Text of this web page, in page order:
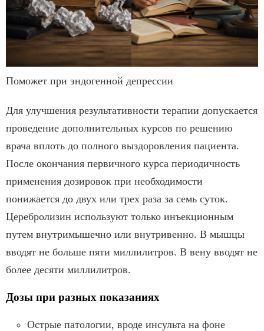
Поможет при эндогенной депрессии
Для улучшения результативности терапии допускается
проведение дополнительных курсов по решению
врача вплоть до полного выздоровления пациента.
После окончания первичного курса периодичность
применения дозировок при необходимости
понижается до двух или трех раза за семь суток.
Церебролизин используют только инъекционным
путем внутримышечно или внутривенно. В мышцы
вводят не больше пяти миллилитров. В вену вводят не
более десяти миллилитров.
Дозы при разных показаниях
Острые патологии, вроде инсульта на фоне